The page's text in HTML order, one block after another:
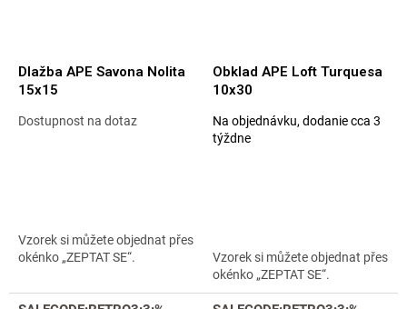
Dlažba APE Savona Nolita
15x15
Priemerné
hviezdičiek.
Dostupnost na dotaz
Vzorek si můžete objednat přes
okénko „ZEPTAT SE“.
Obklad APE Loft Turquesa
10x30
Priemerné
hodnotenie
hviezdičiek.
Na objednávku, dodanie cca 3
týždne
Vzorek si můžete objednat přes
okénko „ZEPTAT SE“.